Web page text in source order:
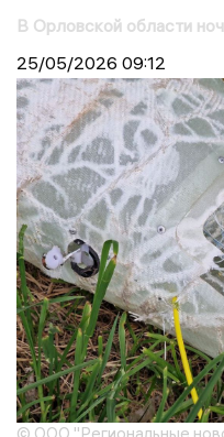
В Орловской области
25/05/2026 09:12